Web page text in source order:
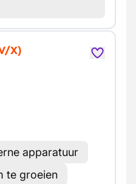
X)
apparatuur
te groeien